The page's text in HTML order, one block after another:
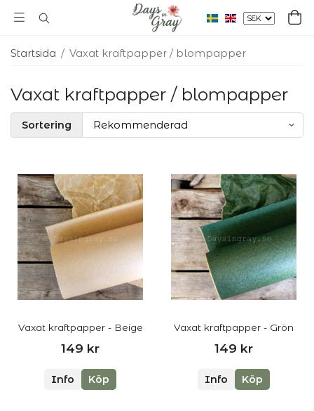
Startsida / Vaxat kraftpapper / blompapper
Vaxat kraftpapper / blompapper
Sortering
Vaxat kraftpapper - Beige
149 kr
Info Köp
Vaxat kraftpapper - Grön
149 kr
Info Köp